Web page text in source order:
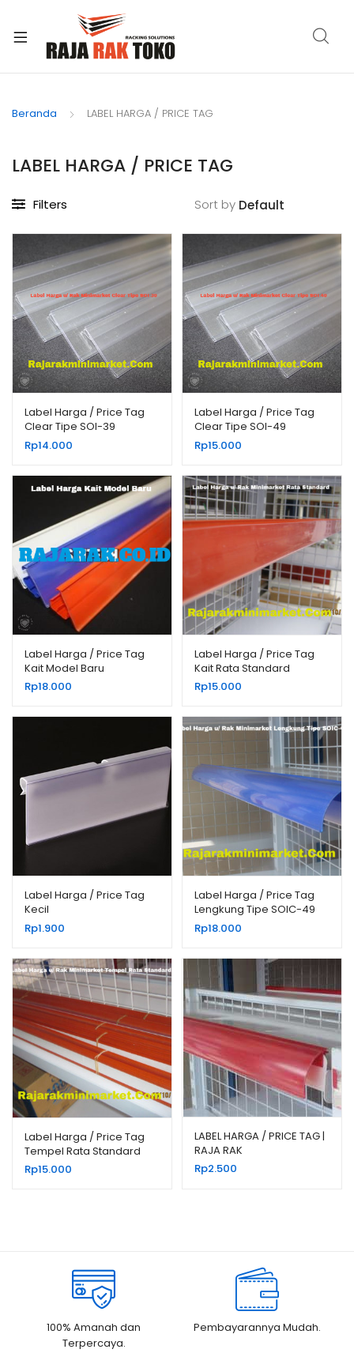
Beranda LABEL HARGA / PRICE TAG
LABEL HARGA / PRICE TAG
Filters Sort by
Label Harga / Price Tag
Clear Tipe SOI-39
Rp14.000
Label Harga / Price Tag
Clear Tipe SOI-49
Rp15.000
Label Harga / Price Tag
Kait Model Baru
Rp18.000
Label Harga / Price Tag
Kait Rata Standard
Rp15.000
Label Harga / Price Tag
Kecil
Rp1.900
Label Harga / Price Tag
Lengkung Tipe SOIC-49
Rp18.000
Label Harga / Price Tag
Tempel Rata Standard
Rp15.000
LABEL HARGA / PRICE TAG |
RAJA RAK
Rp2.500
100% Amanah dan
Terpercaya.
Pembayarannya Mudah.